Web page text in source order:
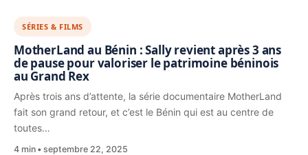
SÉRIES & FILMS
MotherLand au Bénin : Sally revient après 3 ans
de pause pour valoriser le patrimoine béninois
au Grand Rex
Après trois ans d’attente, la série documentaire MotherLand
fait son grand retour, et c’est le Bénin qui est au centre de
toutes…
4 min septembre 22, 2025